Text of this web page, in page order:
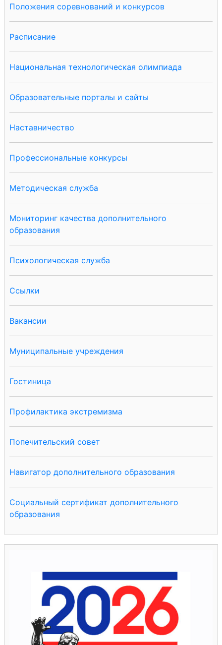
Положения соревнований и конкурсов
Расписание
Национальная технологическая олимпиада
Образовательные порталы и сайты
Наставничество
Профессиональные конкурсы
Методическая служба
Мониторинг качества дополнительного
образования
Психологическая служба
Ссылки
Вакансии
Муниципальные учреждения
Гостиница
Профилактика экстремизма
Попечительский совет
Навигатор дополнительного образования
Социальный сертификат дополнительного
образования